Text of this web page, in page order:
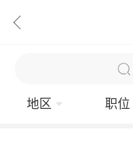
地区 职位